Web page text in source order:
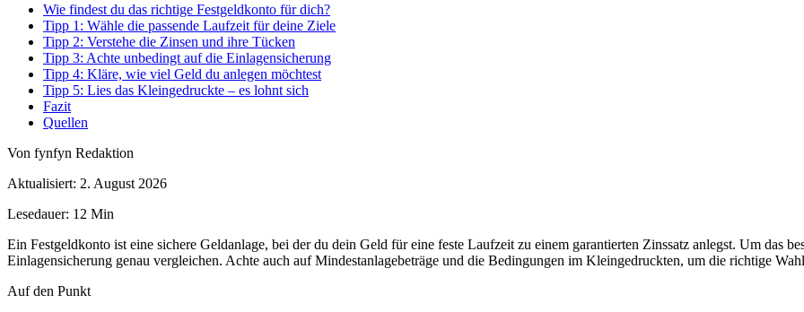
Wie findest du das richtige Festgeldkonto für dich?
Tipp 1: Wähle die passende Laufzeit für deine Ziele
Tipp 2: Verstehe die Zinsen und ihre Tücken
Tipp 3: Achte unbedingt auf die Einlagensicherung
Tipp 4: Kläre, wie viel Geld du anlegen möchtest
Tipp 5: Lies das Kleingedruckte – es lohnt sich
Fazit
Quellen
Von fynfyn Redaktion
Aktualisiert: 2. August 2026
Lesedauer: 12 Min
Ein Festgeldkonto ist eine sichere Geldanlage, bei der du dein Geld für eine feste Laufzeit zu einem garantierten Zinssatz anlegst. Um das
Einlagensicherung genau vergleichen. Achte auch auf Mindestanlagebeträge und die Bedingungen im Kleingedruckten, um die richtige
Auf den Punkt